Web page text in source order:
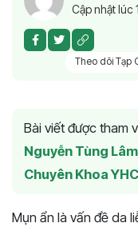
Cập nhật lúc
Theo dõi Tạp
Bài viết được tham
Nguyễn Tùng Lâm
Chuyên Khoa
Mụn ẩn là vấn đề da